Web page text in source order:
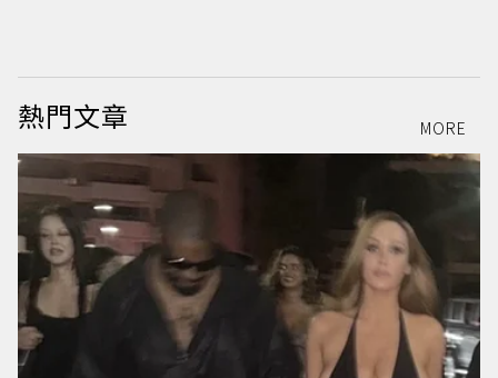
熱門文章 MORE